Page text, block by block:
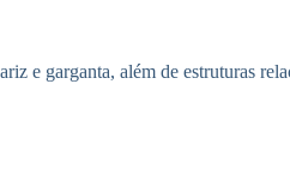
e garganta, além de estruturas